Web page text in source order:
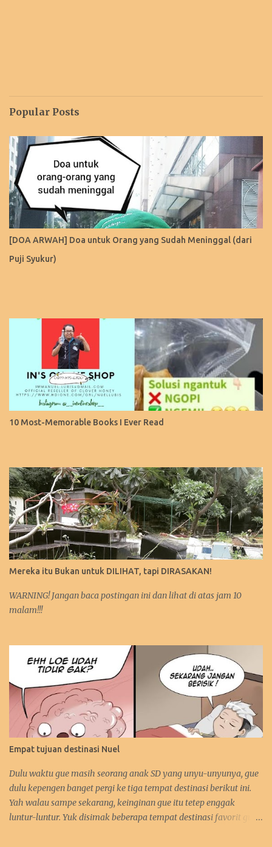
Popular Posts
[DOA ARWAH] Doa untuk Orang yang Sudah Meninggal (dari
Puji Syukur)
10 Most-Memorable Books I Ever Read
Mereka itu Bukan untuk DILIHAT, tapi DIRASAKAN!
WARNING! Jangan baca postingan ini dan lihat di atas jam 10
malam!!!
Empat tujuan destinasi Nuel
Dulu waktu gue masih seorang anak SD yang unyu-unyunya, gue
dulu kepengen banget pergi ke tiga tempat destinasi berikut ini.
Yah walau sampe sekarang, keinginan gue itu tetep enggak
luntur-luntur. Yuk disimak beberapa tempat destinasi favorit gue.